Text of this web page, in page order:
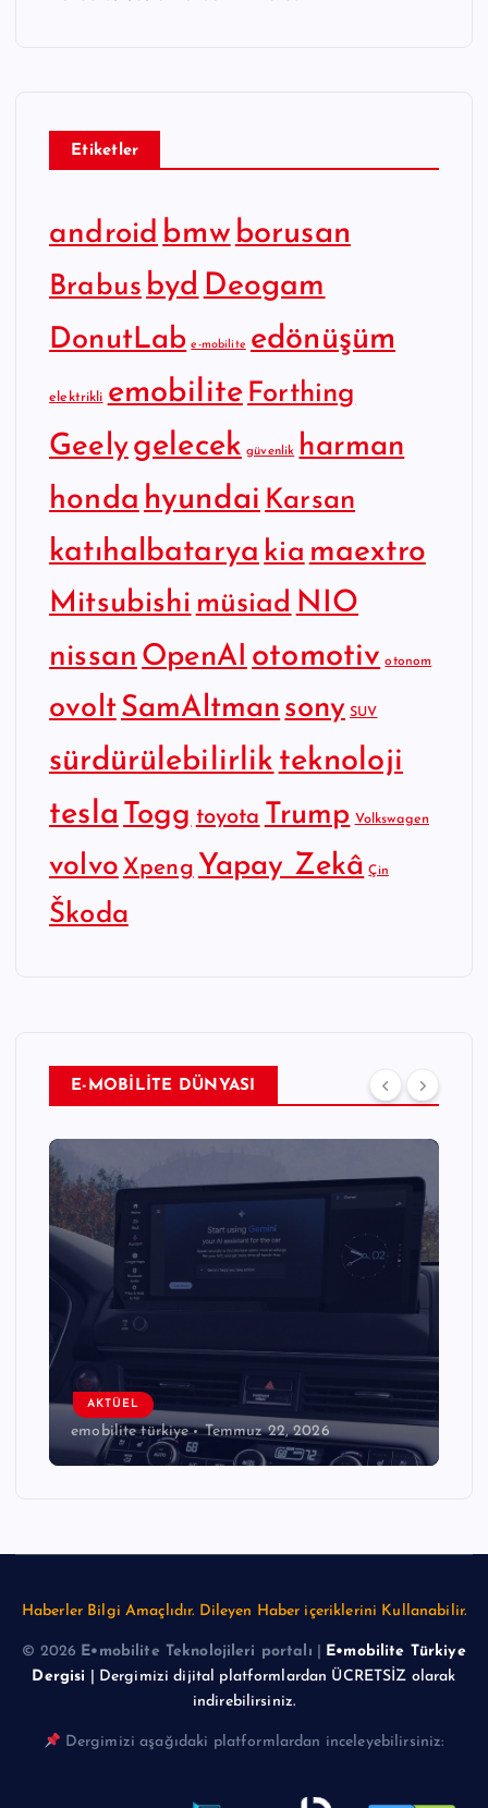
Etiketler
android bmw borusan
Brabus byd Deogam
DonutLab e-mobilite edönüşüm
elektrikli emobilite Forthing
Geelygelecek güvenlik harman
honda hyundai Karsan
katıhalbatarya kia maextro
Mitsubishi müsiad NIO
nissan OpenAI otomotiv otonom
ovoltSamAltman sony SUV
sürdürülebilirlik teknoloji
tesla Togg toyota Trump Volkswagen
volvo Xpeng Yapay Zekâ Çin
Škoda
E-MOBİLİTE DÜNYASI
AKTÜEL
emobilite türkiye Temmuz 22, 2026
Haberler Bilgi Amaçlıdır. Dileyen Haber içeriklerini Kullanabilir.
© 2026 E•mobilite Teknolojileri portalı
E•mobilite Türkiye
Dergisi | Dergimizi dijital platformlardan ÜCRETSİZ olarak
indirebilirsiniz.
Dergimizi aşağıdaki platformlardan inceleyebilirsiniz: